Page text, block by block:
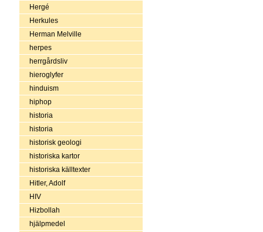
Hergé
Herkules
Herman Melville
herpes
herrgårdsliv
hieroglyfer
hinduism
hiphop
historia
historia
historisk geologi
historiska kartor
historiska källtexter
Hitler, Adolf
HIV
Hizbollah
hjälpmedel